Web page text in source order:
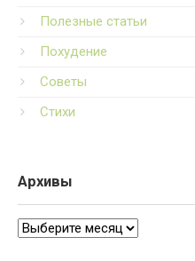
Полезные статьи
Похудение
Советы
Стихи
Архивы
Архивы